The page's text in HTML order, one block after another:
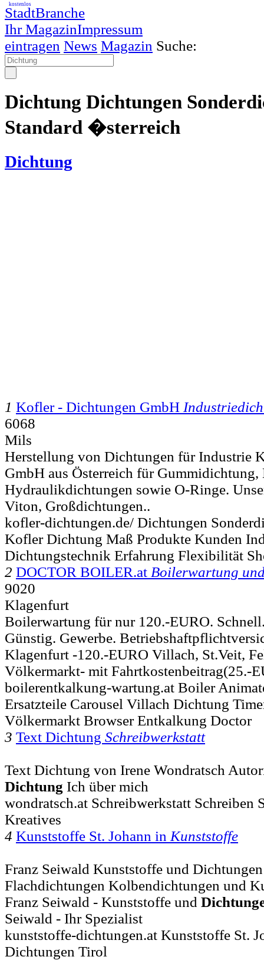
StadtBranche
Ihr MagazinImpressum
kostenlos
eintragen News Magazin Suche:
Dichtung Dichtungen
Standard �sterreich
Dichtung
1 Kofler - Dichtungen GmbH
6068
Mils
Herstellung von Dichtungen für Industrie
GmbH aus Österreich für Gummidichtung,
Hydraulikdichtungen sowie O-Ringe.
Viton, Großdichtungen..
kofler-dichtungen.de/ Dichtungen
Kofler Dichtung Maß Produkte Kunden
Dichtungstechnik Erfahrung Flexibilität
2 DOCTOR BOILER.at Boilerwartung
9020
Klagenfurt
Boilerwartung für nur 120.-EURO.
Günstig. Gewerbe.
Klagenfurt -120.-EURO Villach, St.Veit,
Völkermarkt- mit Fahrtkostenbeitrag(25.-
boilerentkalkung-wartung.at Boiler
Ersatzteile Carousel Villach Dichtung
Völkermarkt Browser Entkalkung Doctor
3 Text Dichtung Schreibwerkstatt
Text Dichtung von Irene Wondratsch
Dichtung Ich über mich
wondratsch.at Schreibwerkstatt Schreiben
Kreatives
4 Kunststoffe St. Johann in Kunststoffe
Franz Seiwald Kunststoffe und
Flachdichtungen Kolbendichtungen und
Franz Seiwald - Kunststoffe und
Seiwald - Ihr Spezialist
kunststoffe-dichtungen.at Kunststoffe St.
Dichtungen Tirol